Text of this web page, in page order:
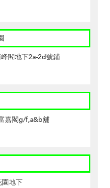
閣地下2a-2d號鋪
嘉閣g/f,a&b舖
園地下